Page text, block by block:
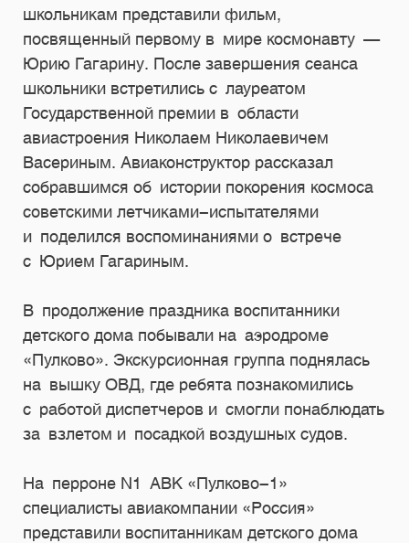
школьникам представили фильм,
посвященный первому в мире космонавту —
Юрию Гагарину. После завершения сеанса
школьники встретились с лауреатом
Государственной премии в области
авиастроения Николаем Николаевичем
Васериным. Авиаконструктор рассказал
собравшимся об истории покорения космоса
советскими летчиками-испытателями
и поделился воспоминаниями о встрече
с Юрием Гагариным.
В продолжение праздника воспитанники
детского дома побывали на аэродроме
«Пулково». Экскурсионная группа поднялась
на вышку ОВД, где ребята познакомились
с работой диспетчеров и смогли понаблюдать
за взлетом и посадкой воздушных судов.
На перроне N1 АВК «Пулково-1»
специалисты авиакомпании «Россия»
представили воспитанникам детского дома